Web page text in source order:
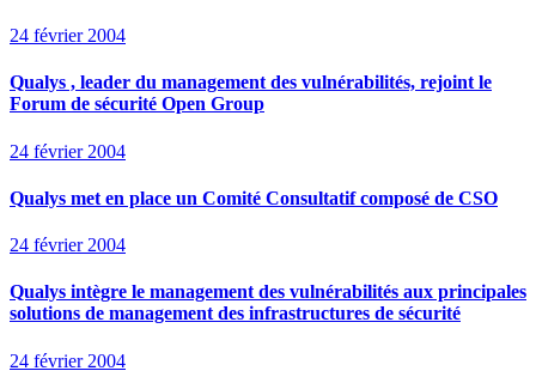
24 février 2004
Qualys , leader du management des vulnérabilités, rejoint le
Forum de sécurité Open Group
24 février 2004
Qualys met en place un Comité Consultatif composé de CSO
24 février 2004
Qualys intègre le management des vulnérabilités aux principales
solutions de management des infrastructures de sécurité
24 février 2004